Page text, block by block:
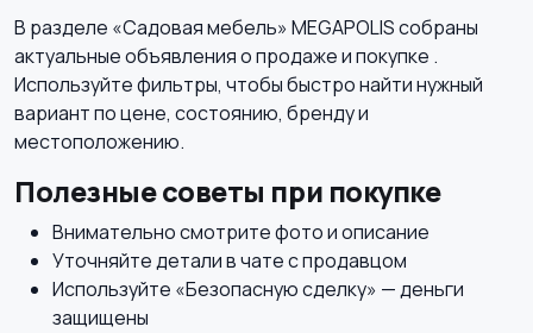
В разделе «Садовая мебель» MEGAPOLIS собраны
актуальные объявления о продаже и покупке .
Используйте фильтры, чтобы быстро найти нужный
вариант по цене, состоянию, бренду и
местоположению.
Полезные советы при покупке
Внимательно смотрите фото и описание
Уточняйте детали в чате с продавцом
Используйте «Безопасную сделку» — деньги
защищены